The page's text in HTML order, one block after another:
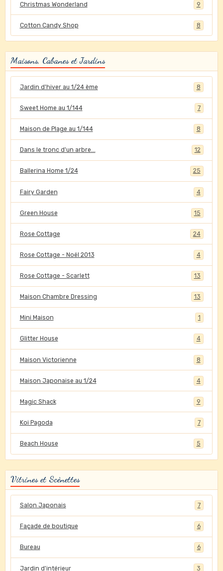
Christmas Wonderland 9
Cotton Candy Shop 8
Maisons, Cabanes et Jardins
Jardin d'hiver au 1/24 ème 8
Sweet Home au 1/144 7
Maison de Plage au 1/144 8
Dans le tronc d'un arbre... 12
Ballerina Home 1/24 25
Fairy Garden 4
Green House 15
Rose Cottage 24
Rose Cottage - Noël 2013 4
Rose Cottage - Scarlett 13
Maison Chambre Dressing 13
Mini Maison 1
Glitter House 4
Maison Victorienne 8
Maison Japonaise au 1/24 4
Magic Shack 9
Koi Pagoda 7
Beach House 5
Vitrines et Scènettes
Salon Japonais 7
Façade de boutique 6
Bureau 6
Jardin d'intérieur 3